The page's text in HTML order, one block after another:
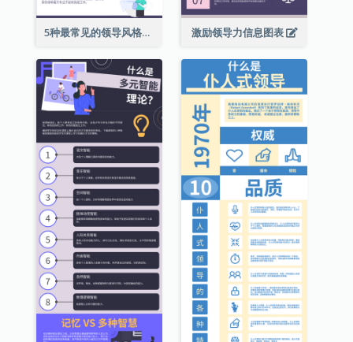
5种最常见的领导风格信息图表 激励领导力信息图表